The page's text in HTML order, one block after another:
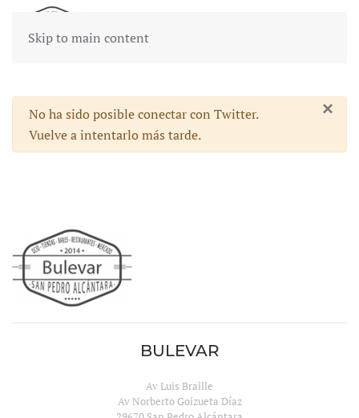
Skip to main content
×
Advertencia
No ha sido posible conectar con Twitter.
Vuelve a intentarlo más tarde.
BULEVAR
Av Luis Braille
Av Norberto Goizueta Díaz